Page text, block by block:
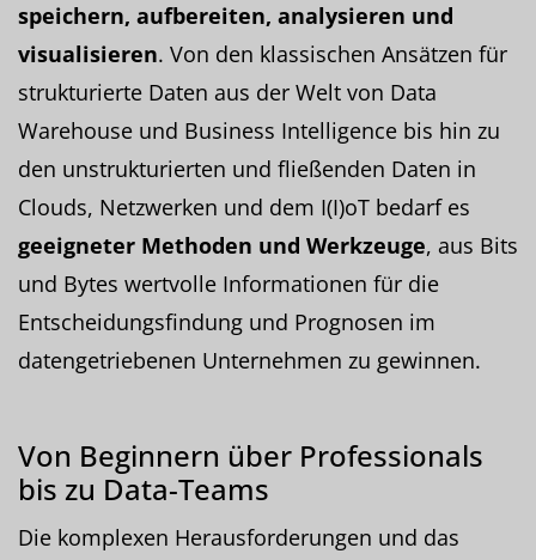
speichern, aufbereiten, analysieren und
visualisieren. Von den klassischen Ansätzen für
strukturierte Daten aus der Welt von Data
Warehouse und Business Intelligence bis hin zu
den unstrukturierten und fließenden Daten in
Clouds, Netzwerken und dem I(I)oT bedarf es
geeigneter Methoden und Werkzeuge, aus Bits
und Bytes wertvolle Informationen für die
Entscheidungsfindung und Prognosen im
datengetriebenen Unternehmen zu gewinnen.
Von Beginnern über Professionals
bis zu Data-Teams
Die komplexen Herausforderungen und das